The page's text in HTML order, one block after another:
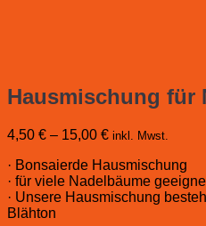
Hausmischung für
4,50 € – 15,00 € inkl. Mwst.
· Bonsaierde Hausmischung
· für viele Nadelbäume
· Unsere Hausmischung
Blähton